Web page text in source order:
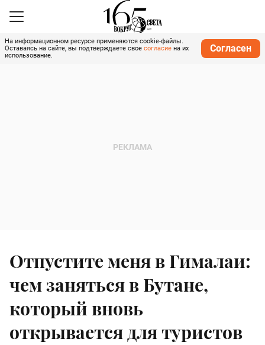
На информационном ресурсе применяются cookie-файлы.
Оставаясь на сайте, вы подтверждаете свое согласие на их
использование.
Согласен
Отпустите меня в Гималаи:
чем заняться в Бутане,
который вновь
открывается для туристов